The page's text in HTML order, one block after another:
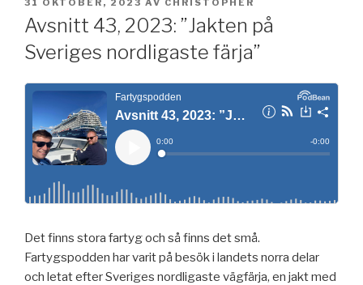
31 OKTOBER, 2023 AV CHRISTOPHER
Avsnitt 43, 2023: ”Jakten på
Sveriges nordligaste färja”
Det finns stora fartyg och så finns det små.
Fartygspodden har varit på besök i landets norra delar
och letat efter Sveriges nordligaste vägfärja, en jakt med